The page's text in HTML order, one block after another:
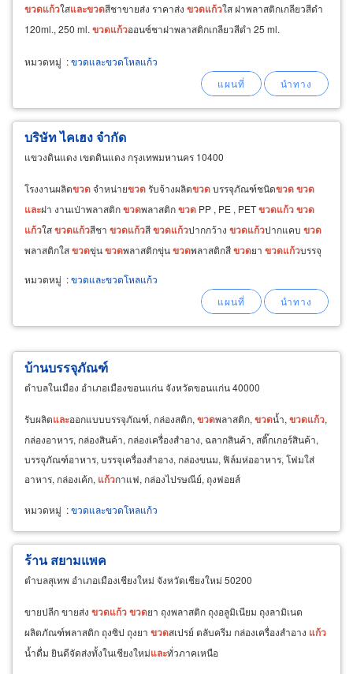
ขวดแก้วใสและขวดสีชาขายส่ง ราคาส่ง ขวดแก้วใส ฝาพลาสติกเกลียวสีดำ
120ml., 250 ml. ขวดแก้วออนซ์ชาฝาพลาสติกเกลียวสีดำ 25 ml.
หมวดหมู่ :ขวดและขวดโหลแก้ว
บริษัท ไคเฮง จำกัด
แขวงดินแดง เขตดินแดง กรุงเทพมหานคร 10400
โรงงานผลิตขวดจำหน่ายขวด รับจ้างผลิตขวดบรรจุภัณฑ์ชนิดขวดขวด
และฝา งานเป่าพลาสติกขวดพลาสติกขวด PP , PE , PETขวดแก้วขวด
แก้วใสขวดแก้วสีชา ขวดแก้วสีขวดแก้วปากกว้าง ขวดแก้วปากแคบ ขวด
พลาสติกใสขวดขุ่นขวดพลาสติกขุ่นขวดพลาสติกสีขวดยา ขวดแก้วบรรจุ
หมวดหมู่ :ขวดและขวดโหลแก้ว
บ้านบรรจุภัณฑ์
ตำบลในเมือง อำเภอเมืองขอนแก่น จังหวัดขอนแก่น 40000
รับผลิตและออกแบบบรรจุภัณฑ์, กล่องสติก, ขวดพลาสติก, ขวดน้ำ, ขวดแก้ว,
กล่องอาหาร, กล่องสินค้า, กล่องเครื่องสำอาง, ฉลากสินค้า, สติ๊กเกอร์สินค้า,
บรรจุภัณฑ์อาหาร, บรรจุเครื่องสำอาง, กล่องขนม, ฟิล์มห่ออาหาร, โฟมใส่
อาหาร, กล่องเค้ก, แก้วกาแฟ, กล่องไปรษณีย์, ถุงฟอยส์
หมวดหมู่ :ขวดและขวดโหลแก้ว
ร้าน สยามแพค
ตำบลสุเทพ อำเภอเมืองเชียงใหม่ จังหวัดเชียงใหม่ 50200
ขายปลีก ขายส่ง ขวดแก้วขวดยา ถุงพลาสติก ถุงอลูมิเนียม ถุงลามิเนต
ผลิตภัณฑ์พลาสติก ถุงซิป ถุงยา ขวดสเปรย์ ตลับครีม กล่องเครื่องสำอาง แก้ว
น้ำดื่ม ยินดีจัดส่งทั้งในเชียงใหม่และทั่วภาคเหนือ